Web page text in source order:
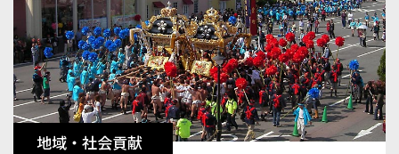
地域・社会貢献